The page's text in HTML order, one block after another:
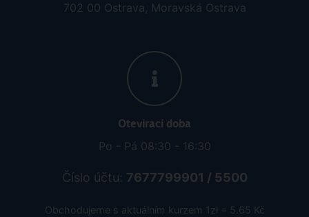
702 00 Ostrava, Moravská Ostrava
Otevírací doba
Po - Pá 08:30 - 16:30
Číslo účtu: 7677799901 / 5500
Obchodujeme s aktuálním kurzem 1zł = 5.65 Kč